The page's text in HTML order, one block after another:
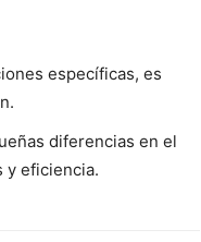
específicas, es
diferencias en el
y eficiencia.